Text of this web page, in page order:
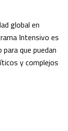
global en
Intensivo es
que puedan
y complejos